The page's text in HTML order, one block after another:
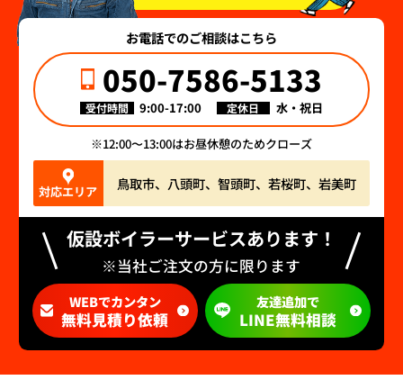
お電話でのご相談はこちら
050-7586-5133
受付時間 9:00-17:00 定休日 水・祝日
12:00〜13:00はお昼休憩のためクローズ
対応エリア 鳥取市、八頭町、智頭町、若桜町、岩美町
仮設ボイラーサービスあります！
※当社ご注文の方に限ります
WEBでカンタン
無料見積り依頼
友達追加で
LINE無料相談